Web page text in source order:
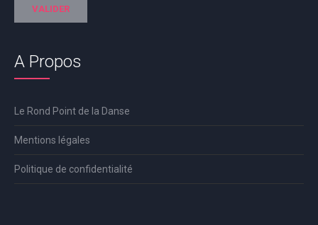
A Propos
Le Rond Point de la Danse
Mentions légales
Politique de confidentialité